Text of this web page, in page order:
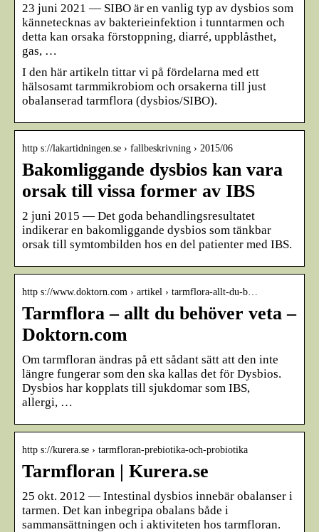
23 juni 2021 — SIBO är en vanlig typ av dysbios som
kännetecknas av bakterieinfektion i tunntarmen och
detta kan orsaka förstoppning, diarré, uppblåsthet,
gas, …
I den här artikeln tittar vi på fördelarna med ett
hälsosamt tarmmikrobiom och orsakerna till just
obalanserad tarmflora (dysbios/SIBO).
http s://lakartidningen.se › fallbeskrivning › 2015/06
Bakomliggande dysbios kan vara
orsak till vissa former av IBS
2 juni 2015 — Det goda behandlingsresultatet
indikerar en bakomliggande dysbios som tänkbar
orsak till symtombilden hos en del patienter med IBS.
http s://www.doktorn.com › artikel › tarmflora-allt-du-b…
Tarmflora – allt du behöver veta –
Doktorn.com
Om tarmfloran ändras på ett sådant sätt att den inte
längre fungerar som den ska kallas det för Dysbios.
Dysbios har kopplats till sjukdomar som IBS,
allergi, …
http s://kurera.se › tarmfloran-prebiotika-och-probiotika
Tarmfloran | Kurera.se
25 okt. 2012 — Intestinal dysbios innebär obalanser i
tarmen. Det kan inbegripa obalans både i
sammansättningen och i aktiviteten hos tarmfloran.